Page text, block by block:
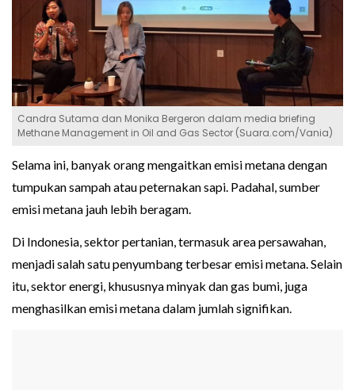
Candra Sutama dan Monika Bergeron dalam media briefing
Methane Management in Oil and Gas Sector (Suara.com/Vania)
Selama ini, banyak orang mengaitkan emisi metana dengan
tumpukan sampah atau peternakan sapi. Padahal, sumber
emisi metana jauh lebih beragam.
Di Indonesia, sektor pertanian, termasuk area persawahan,
menjadi salah satu penyumbang terbesar emisi metana. Selain
itu, sektor energi, khususnya minyak dan gas bumi, juga
menghasilkan emisi metana dalam jumlah signifikan.